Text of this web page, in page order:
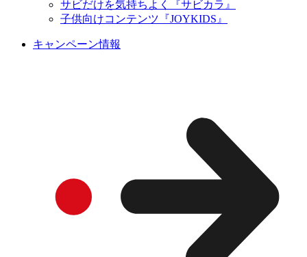
サビだけを気持ちよく『サビカラ』
子供向けコンテンツ『JOYKIDS』
キャンペーン情報